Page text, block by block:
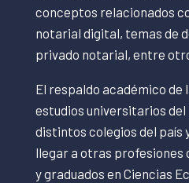
conceptos relacionados
notarial digital, temas de
privado notarial, entre
El respaldo académico de
estudios universitarios
distintos colegios del
llegar a otras profesiones
y graduados en Ciencias